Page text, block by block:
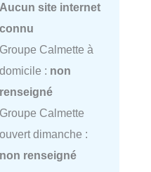
Aucun site internet
connu
Groupe Calmette à
domicile : non
renseigné
Groupe Calmette
ouvert dimanche :
non renseigné